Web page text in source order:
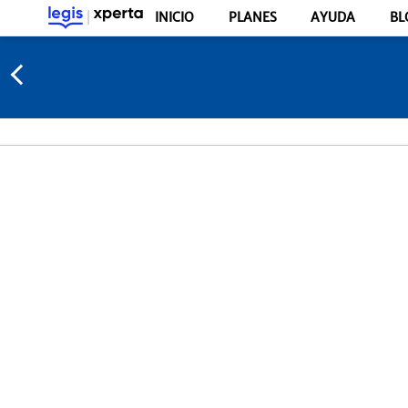
INICIO PLANES AYUDA